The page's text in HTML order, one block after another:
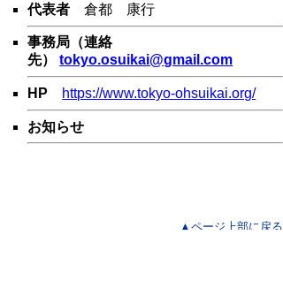
代表者 倉都 康行
事務局（連絡
先）tokyo.osuikai@gmail.com
HP https://www.tokyo-ohsuikai.org/
お知らせ
▲ページ上部に戻る